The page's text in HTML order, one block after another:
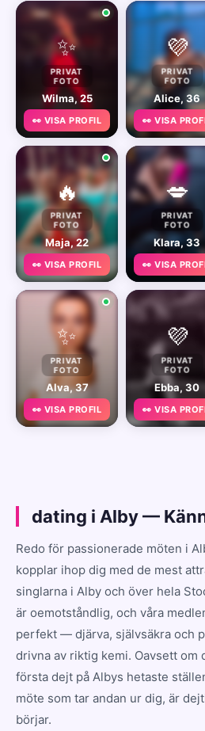
✨
PRIVAT
FOTO
Wilma, 25
👀 VISA PROFIL
💜
PRIVAT
FOTO
Alice, 36
👀 VISA
🔥
PRIVAT
FOTO
Maja, 22
👀 VISA PROFIL
💋
PRIVAT
FOTO
Klara, 33
👀 VISA
✨
PRIVAT
FOTO
Alva, 37
👀 VISA PROFIL
💜
PRIVAT
FOTO
Ebba, 30
👀 VISA
dating i Alby —
Redo för passionerade möten i
kopplar ihop dig med de mest
singlarna i Alby och över hela
är oemotståndlig, och våra
perfekt — djärva, självsäkra och
drivna av riktig kemi. Oavsett om
första dejt på Albys hetaste
möte som tar andan ur dig, är
börjar.